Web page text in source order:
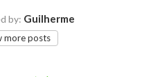
by: Guilherme
more posts